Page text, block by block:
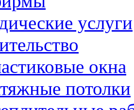
услуги
окна
потолки